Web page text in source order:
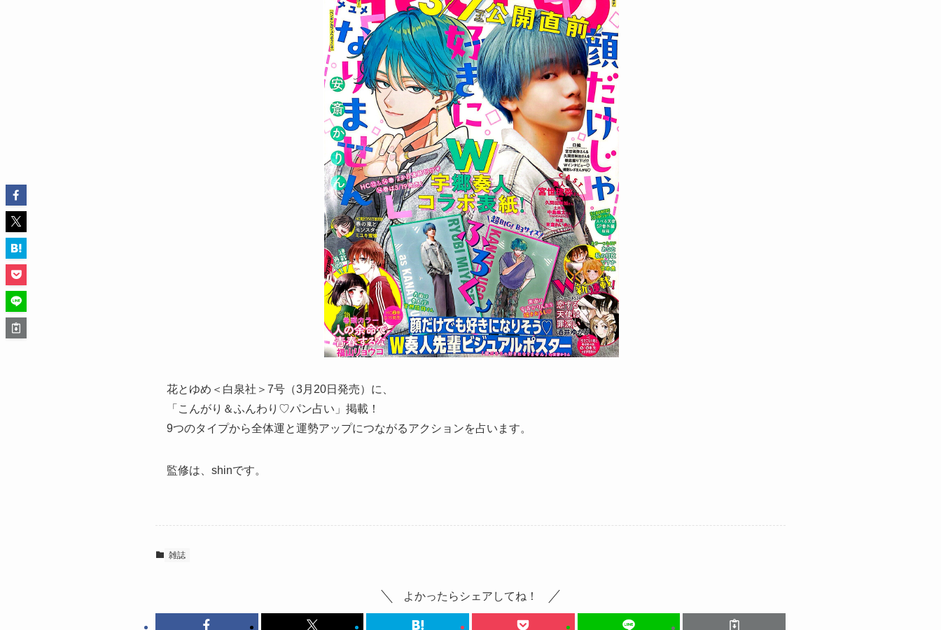
花とゆめ＜白泉社＞7号（3月20日発売）に、
「こんがり＆ふんわり♡パン占い」掲載！
9つのタイプから全体運と運勢アップにつながるアクションを占います。
監修は、shinです。
雑誌
よかったらシェアしてね！